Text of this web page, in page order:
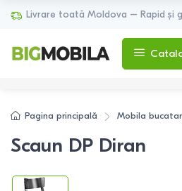
Livrare toată Moldova – Rapid și
Pagina principală Mobila
Scaun DP Diran